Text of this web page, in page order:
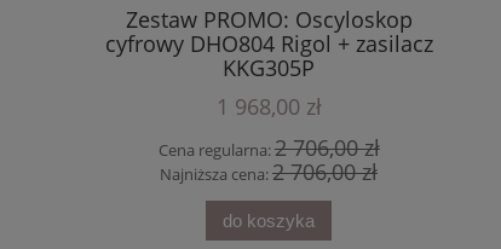
Zestaw PROMO: Oscyloskop
cyfrowy DHO804 Rigol + zasilacz
KKG305P
1 968,00 zł
Cena regularna:2 706,00 zł
Najniższa cena:2 706,00 zł
do koszyka